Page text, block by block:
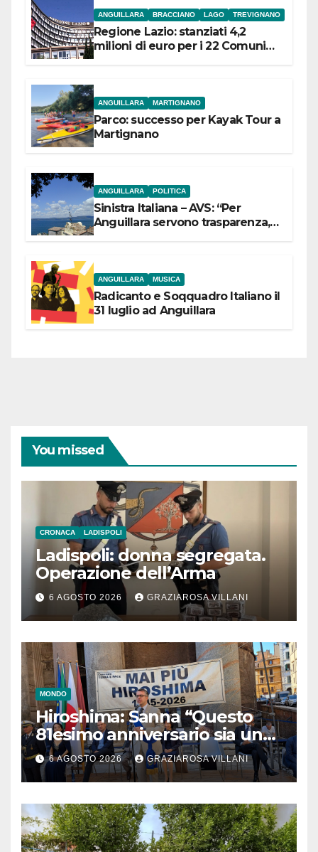
ANGUILLARA BRACCIANO LAGO TREVIGNANO
Regione Lazio: stanziati 4,2
milioni di euro per i 22 Comuni
ANGUILLARA MARTIGNANO
Parco: successo per Kayak Tour a
Martignano
ANGUILLARA POLITICA
Sinistra Italiana – AVS: “Per
Anguillara servono trasparenza,
ANGUILLARA MUSICA
Radicanto e Soqquadro Italiano il
31 luglio ad Anguillara
You missed
CRONACA LADISPOLI
Ladispoli: donna segregata.
Operazione dell’Arma
6 AGOSTO 2026 GRAZIAROSA VILLANI
MONDO
Hiroshima: Sanna “Questo
81esimo anniversario sia un
monito per tutti”
6 AGOSTO 2026 GRAZIAROSA VILLANI